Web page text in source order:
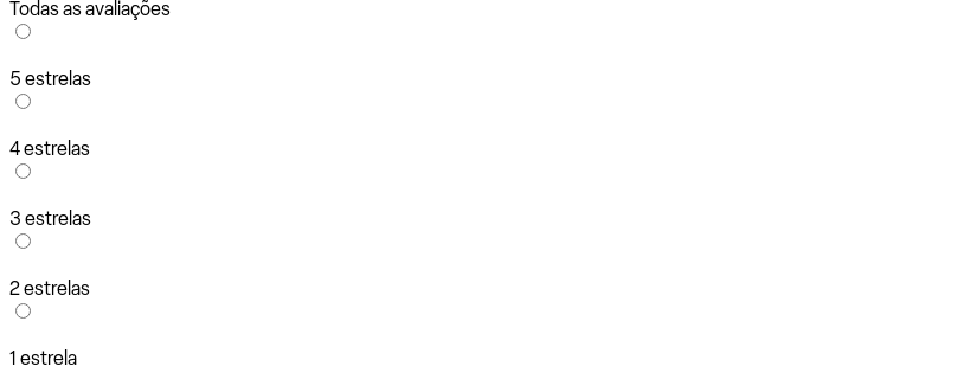
Todas as avaliações
5 estrelas
4 estrelas
3 estrelas
2 estrelas
1 estrela